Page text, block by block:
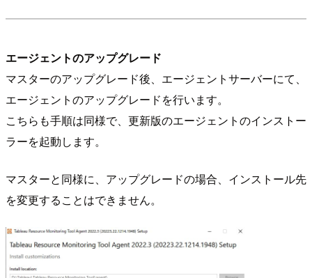
エージェントのアップグレード
マスターのアップグレード後、エージェントサーバーにて、
エージェントのアップグレードを行います。
こちらも手順は同様で、更新版のエージェントのインストー
ラーを起動します。
マスターと同様に、アップグレードの場合、インストール先
を変更することはできません。